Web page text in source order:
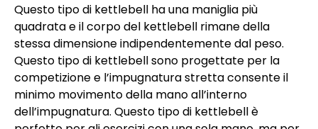
Questo tipo di kettlebell ha una maniglia più
quadrata e il corpo del kettlebell rimane della
stessa dimensione indipendentemente dal peso.
Questo tipo di kettlebell sono progettate per la
competizione e l’impugnatura stretta consente il
minimo movimento della mano all’interno
dell’impugnatura. Questo tipo di kettlebell è